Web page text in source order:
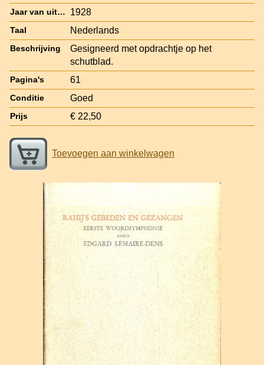
Jaar van uitgave 1928
Taal Nederlands
Beschrijving
Gesigneerd met opdrachtje op het
schutblad.
Pagina's 61
Conditie Goed
Prijs € 22,50
Toevoegen aan winkelwagen